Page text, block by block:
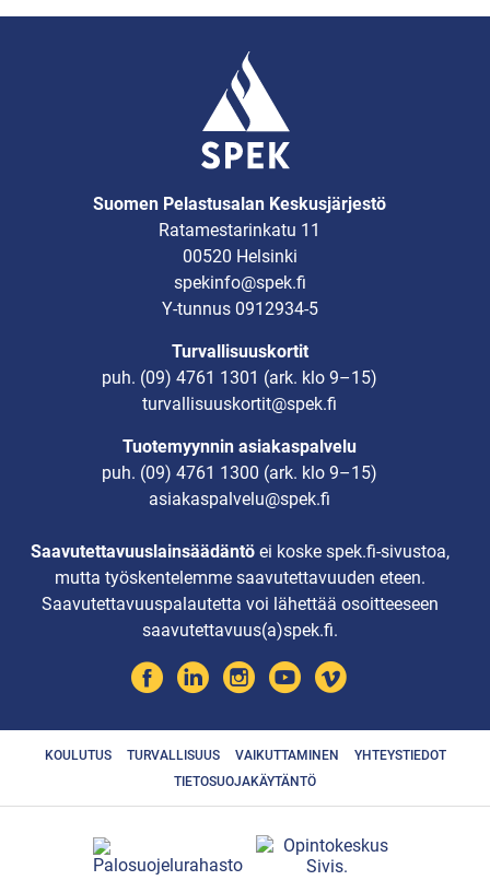
Suomen Pelastusalan Keskusjärjestö
Ratamestarinkatu 11
00520 Helsinki
spekinfo@spek.fi
Y-tunnus 0912934-5
Turvallisuuskortit
puh. (09) 4761 1301 (ark. klo 9–15)
turvallisuuskortit@spek.fi
Tuotemyynnin asiakaspalvelu
puh. (09) 4761 1300 (ark. klo 9–15)
asiakaspalvelu@spek.fi
Saavutettavuuslainsäädäntöei koske spek.fi-sivustoa,
mutta työskentelemme saavutettavuuden eteen.
Saavutettavuuspalautetta voi lähettää osoitteeseen
saavutettavuus(a)spek.fi.
KOULUTUS TURVALLISUUS VAIKUTTAMINEN
YHTEYSTIEDOT
TIETOSUOJAKÄYTÄNTÖ